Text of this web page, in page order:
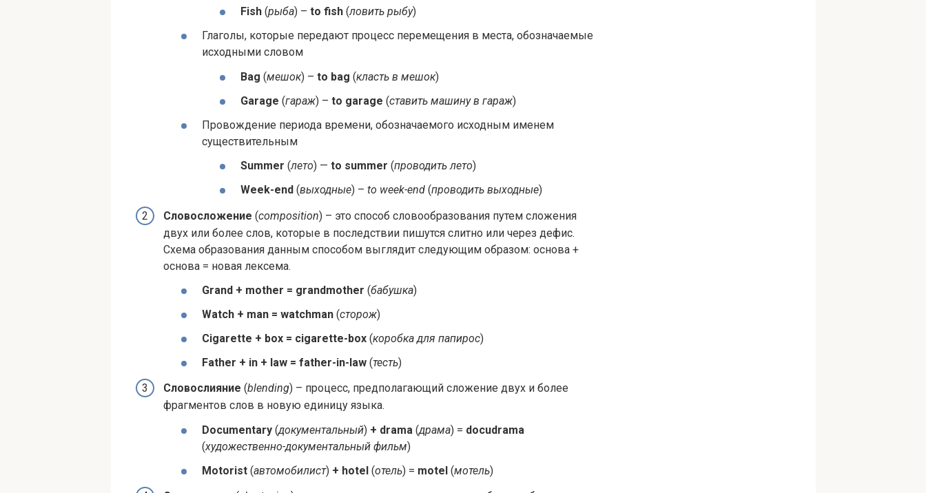
Fish(рыба) – to fish(ловить рыбу)
Глаголы, которые передают процесс перемещения в места, обозначаемые
исходными словом
Bag (мешок) – to bag (класть в мешок)
Garage (гараж) – to garage (ставить машину в гараж)
Провождение периода времени, обозначаемого исходным именем
существительным
Sum­mer (лето) — to sum­mer (проводить лето)
Week-end (выходные) – to week-end(проводить выходные)
Словосложение (com­po­si­tion) – это способ словообразования путем сложения
двух или более слов, которые в последствии пишутся слитно или через дефис.
Схема образования данным способом выглядит следующим образом: основа +
основа = новая лексема.
Grand + moth­er = grand­moth­er (бабушка)
Watch + man = watch­man(сторож)
Cig­a­rette + box = cig­a­rette-box(коробка для папирос)
Father + in + law = father-in-law(тесть)
Словослияние (blend­ing) – процесс, предполагающий сложение двух и более
фрагментов слов в новую единицу языка.
Doc­u­men­tary(документальный) + dra­ma (драма) = docu­d­ra­ma
(художественно-документальный фильм)
Motorist(автомобилист) + hotel(отель) = motel(мотель)